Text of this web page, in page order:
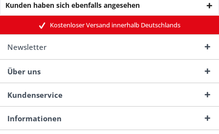
Kunden haben sich ebenfalls angesehen
Kostenloser Versand innerhalb Deutschlands
Newsletter
Über uns
Kundenservice
Informationen